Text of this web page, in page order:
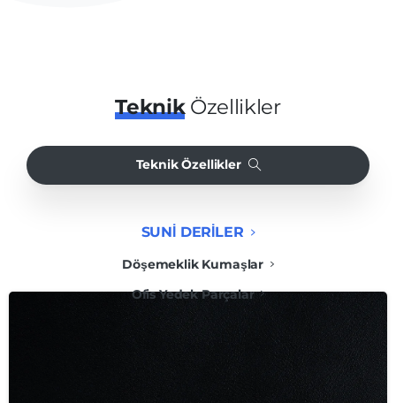
TeknikÖzellikler
Teknik Özellikler
SUNİ DERİLER
Döşemeklik Kumaşlar
Ofis Yedek Parçalar